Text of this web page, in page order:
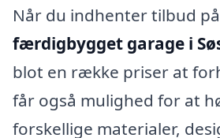
Når du indhenter tilbud
færdigbygget garage i
blot en række priser at
får også mulighed for at
forskellige materialer,